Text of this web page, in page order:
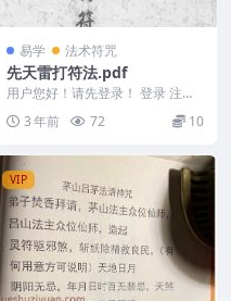
易学 法术符咒
先天雷打符法.pdf
用户您好！请先登录！ 登录 注册
先天雷打符法.pdf 231253-9
3 年前 72 10
VIP